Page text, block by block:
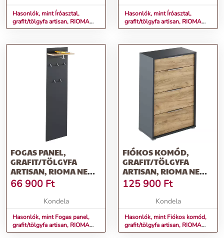
Hasonlók, mint Íróasztal,
grafit/tölgyfa artisan, RIOMA
NEW TYP 16
Hasonlók, mint Íróasztal,
grafit/tölgyfa artisan, RIOMA
NEW TYP 17
FOGAS PANEL,
GRAFIT/TÖLGYFA
ARTISAN, RIOMA NEW
TYP 19
66 900 Ft
Kondela
Hasonlók, mint Fogas panel,
grafit/tölgyfa artisan, RIOMA
NEW TYP 19
FIÓKOS KOMÓD,
GRAFIT/TÖLGYFA
ARTISAN, RIOMA NEW
TYP 22
125 900 Ft
Kondela
Hasonlók, mint Fiókos komód,
grafit/tölgyfa artisan, RIOMA
NEW TYP 22